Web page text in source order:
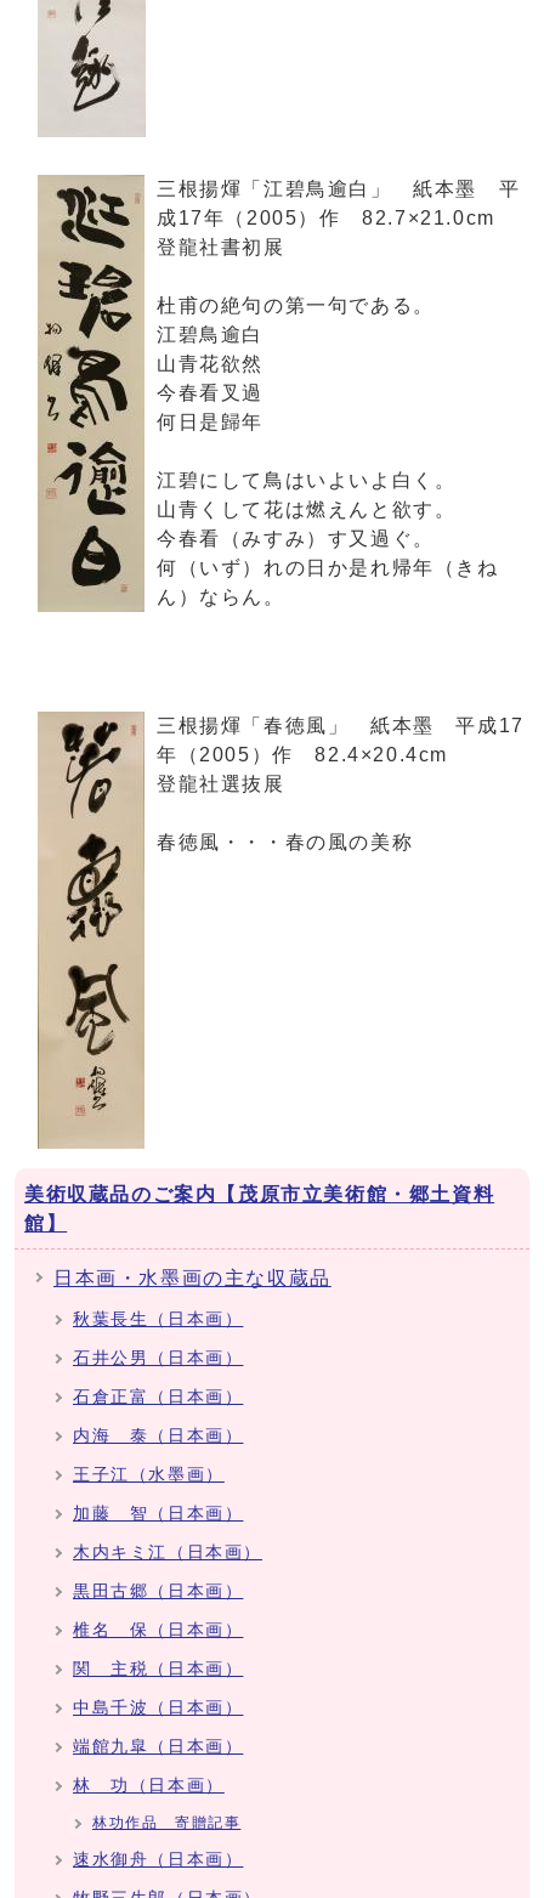
三根揚煇「江碧鳥逾白」 紙本墨 平
成17年（2005）作 82.7×21.0cm
登龍社書初展
杜甫の絶句の第一句である。
江碧鳥逾白
山青花欲然
今春看叉過
何日是歸年
江碧にして鳥はいよいよ白く。
山青くして花は燃えんと欲す。
今春看（みすみ）す又過ぐ。
何（いず）れの日か是れ帰年（きね
ん）ならん。
三根揚煇「春徳風」 紙本墨 平成17
年（2005）作 82.4×20.4cm
登龍社選抜展
春徳風・・・春の風の美称
美術収蔵品のご案内【茂原市立美術館・郷土資料
館】
日本画・水墨画の主な収蔵品
秋葉長生（日本画）
石井公男（日本画）
石倉正富（日本画）
内海 泰（日本画）
王子江（水墨画）
加藤 智（日本画）
木内キミ江（日本画）
黒田古郷（日本画）
椎名 保（日本画）
関 主税（日本画）
中島千波（日本画）
端館九皐（日本画）
林 功（日本画）
林功作品 寄贈記事
速水御舟（日本画）